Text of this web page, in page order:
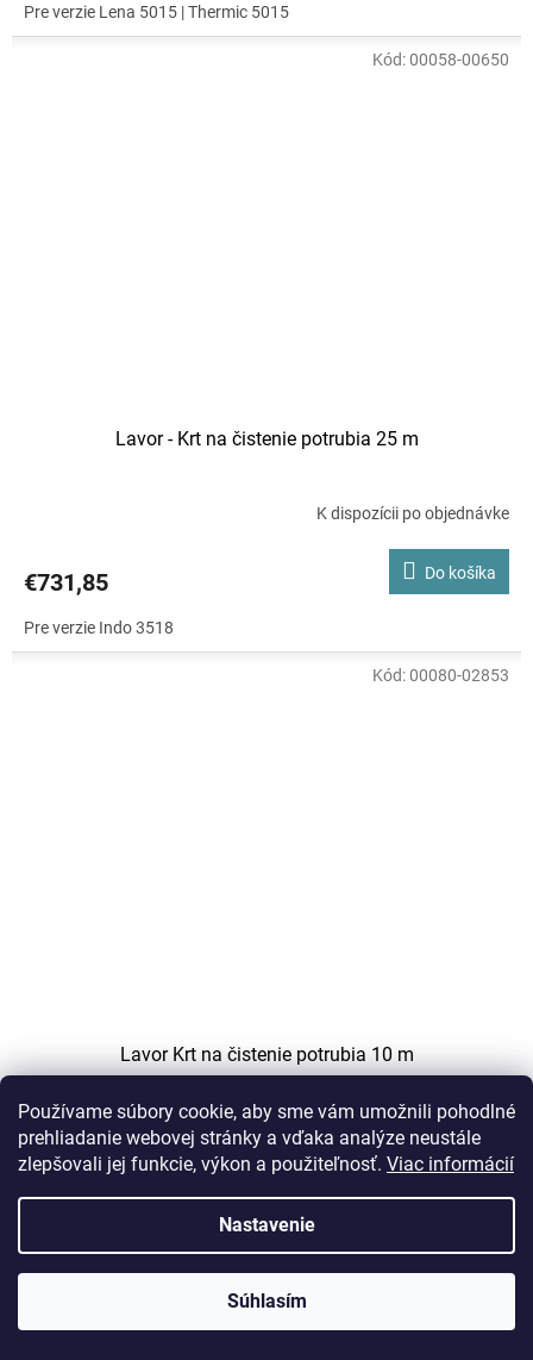
Používame súbory cookie, aby sme vám umožnili pohodlné
prehliadanie webovej stránky a vďaka analýze neustále
zlepšovali jej funkcie, výkon a použiteľnosť. Viac informácií
Nastavenie
Súhlasím
Pre verzie Lena 5015 | Thermic 5015
Lavor - Krt na čistenie potrubia 25 m
K dispozícii po objednávke
€731,85 Do košíka
Pre verzie Indo 3518
Kód:00058-00650
Lavor Krt na čistenie potrubia 10 m
K dispozícii po objednávke
€95,34
Kód:00080-02853